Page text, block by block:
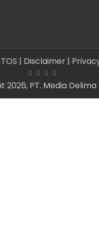
| Disclaimer |
2026, PT. Media Delima